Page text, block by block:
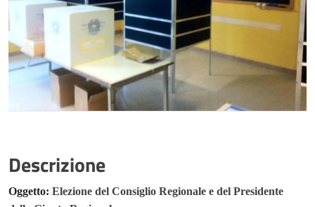
Descrizione
Oggetto: Elezione del Consiglio Regionale e del Presidente